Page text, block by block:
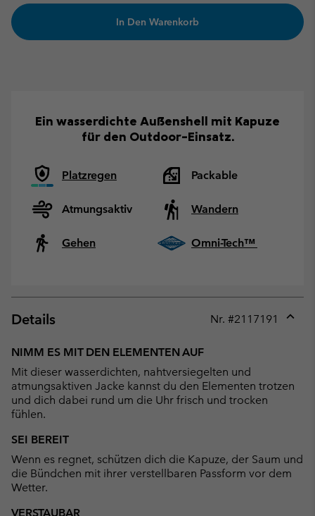
In Den Warenkorb
Ein wasserdichte Außenshell mit Kapuze
für den Outdoor-Einsatz.
Platzregen Packable
Atmungsaktiv Wandern
Gehen Omni-Tech™
Details Nr. #2117191
NIMM ES MIT DEN ELEMENTEN AUF
Mit dieser wasserdichten, nahtversiegelten und
atmungsaktiven Jacke kannst du den Elementen trotzen
und dich dabei rund um die Uhr frisch und trocken
fühlen.
SEI BEREIT
Wenn es regnet, schützen dich die Kapuze, der Saum und
die Bündchen mit ihrer verstellbaren Passform vor dem
Wetter.
VERSTAUBAR